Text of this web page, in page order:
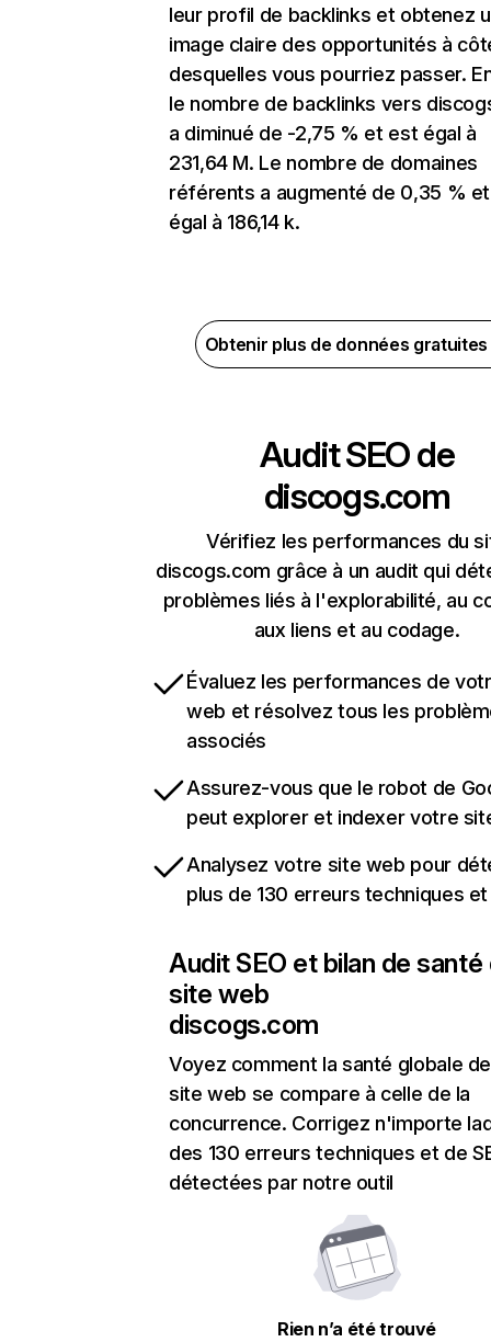
leur profil de backlinks et obtenez
image claire des opportunités à
desquelles vous pourriez passer.
le nombre de backlinks vers
a diminué de -2,75 % et est égal à
231,64 M. Le nombre de domaines
référents a augmenté de 0,35 %
égal à 186,14 k.
Obtenir plus de données
Audit SEO de
discogs.com
Vérifiez les performances du
discogs.com grâce à un audit qui
problèmes liés à l'explorabilité, au
aux liens et au codage.
Évaluez les performances de
web et résolvez tous les
associés
Assurez-vous que le robot de
peut explorer et indexer votre
Analysez votre site web pour
plus de 130 erreurs techniques et
Audit SEO et bilan de santé
site web
discogs.com
Voyez comment la santé globale
site web se compare à celle de la
concurrence. Corrigez n'importe
des 130 erreurs techniques et de
détectées par notre outil
Rien n’a été trouvé